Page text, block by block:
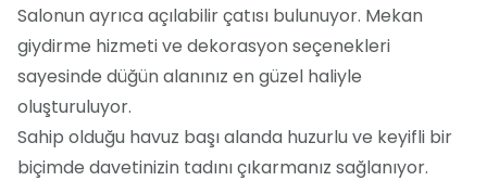
Salonun ayrıca açılabilir çatısı bulunuyor. Mekan
giydirme hizmeti ve dekorasyon seçenekleri
sayesinde düğün alanınız en güzel haliyle
oluşturuluyor.
Sahip olduğu havuz başı alanda huzurlu ve keyifli bir
biçimde davetinizin tadını çıkarmanız sağlanıyor.